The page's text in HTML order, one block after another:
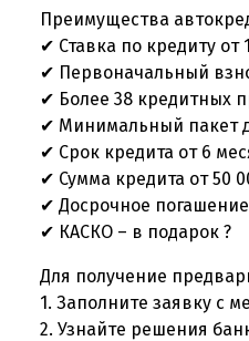
Преимущества
✔ Ставка по кредиту от
✔ Первоначальный
✔ Более 38 кредитных
✔ Минимальный пакет
✔ Срок кредита от 6
✔ Сумма кредита от 50
✔ Досрочное
✔ КАСКО – в подарок ?
Для получение
1. Заполните заявку с
2. Узнайте решения